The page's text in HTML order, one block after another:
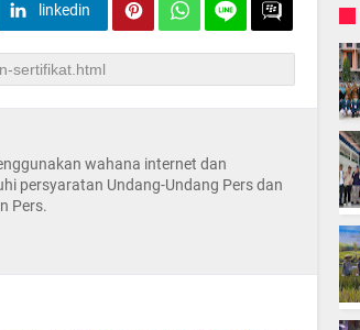
linkedin
wahana internet dan
persyaratan Undang-Undang Pers dan
Pers.